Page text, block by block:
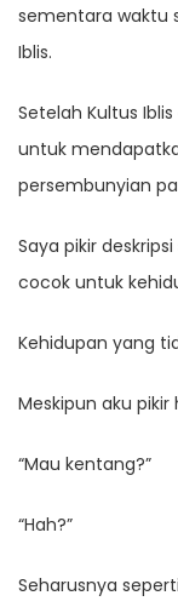
sementara waktu
Iblis.
Setelah Kultus
untuk
persembunyian
Saya pikir
cocok untuk
Kehidupan yang
Meskipun aku
“Mau kentang?”
“Hah?”
Seharusnya